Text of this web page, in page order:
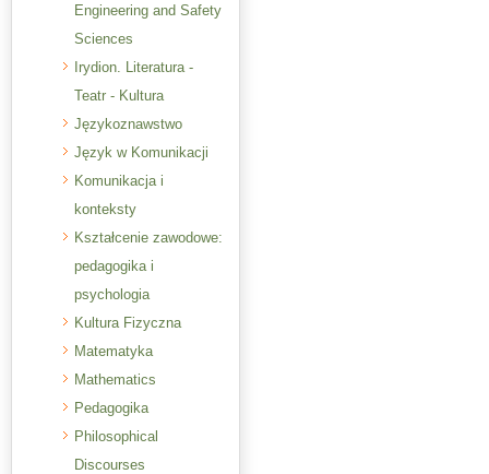
Engineering and Safety
Sciences
Irydion. Literatura -
Teatr - Kultura
Językoznawstwo
Język w Komunikacji
Komunikacja i
konteksty
Kształcenie zawodowe:
pedagogika i
psychologia
Kultura Fizyczna
Matematyka
Mathematics
Pedagogika
Philosophical
Discourses